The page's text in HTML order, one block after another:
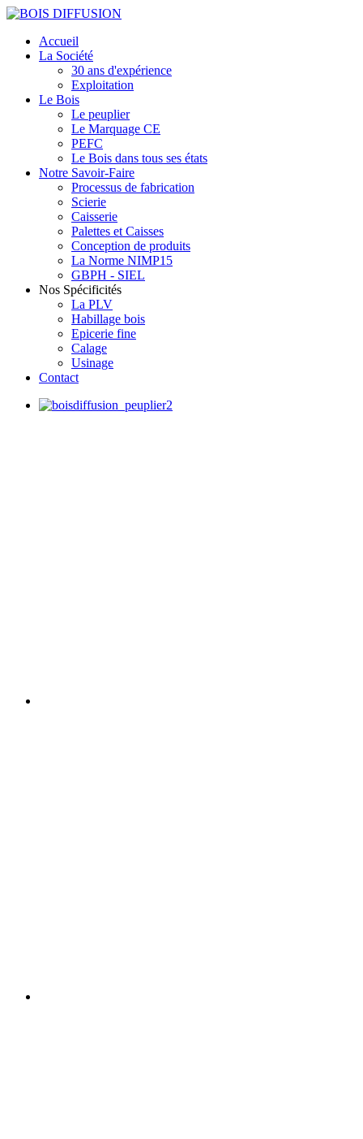
Accueil
La Société
30 ans d'expérience
Exploitation
Le Bois
Le peuplier
Le Marquage CE
PEFC
Le Bois dans tous ses états
Notre Savoir-Faire
Processus de fabrication
Scierie
Caisserie
Palettes et Caisses
Conception de produits
La Norme NIMP15
GBPH - SIEL
Nos Spécificités
La PLV
Habillage bois
Epicerie fine
Calage
Usinage
Contact